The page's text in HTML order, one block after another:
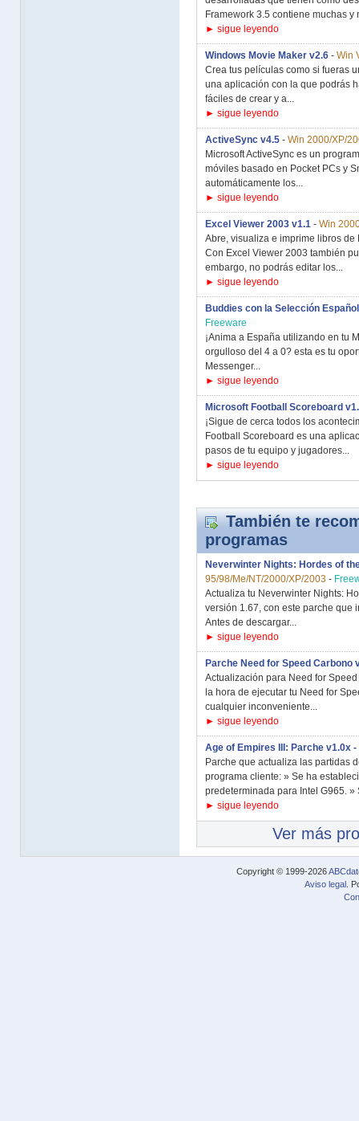
Framework 3.5 contiene muchas y
► sigue leyendo
Windows Movie Maker v2.6 - Win
Crea tus películas como si fueras
una aplicación con la que podrás
fáciles de crear y a...
► sigue leyendo
ActiveSync v4.5 - Win 2000/XP/
Microsoft ActiveSync es un
móviles basado en Pocket PCs y
automáticamente los...
► sigue leyendo
Excel Viewer 2003 v1.1 - Win
Abre, visualiza e imprime libros
Con Excel Viewer 2003 también
embargo, no podrás editar los...
► sigue leyendo
Buddies con la Selección
Freeware
¡Anima a España utilizando en tu
orgulloso del 4 a 0? esta es tu
Messenger...
► sigue leyendo
Microsoft Football Scoreboard
¡Sigue de cerca todos los
Football Scoreboard es una
pasos de tu equipo y jugadores...
► sigue leyendo
También te
programas
Neverwinter Nights: Hordes of
95/98/Me/NT/2000/XP/2003 -
Actualiza tu Neverwinter Nights:
versión 1.67, con este parche que
Antes de descargar...
► sigue leyendo
Parche Need for Speed Carbono
Actualización para Need for
la hora de ejecutar tu Need for
cualquier inconveniente...
► sigue leyendo
Age of Empires III: Parche v1.0x -
Parche que actualiza las partidas
programa cliente: » Se ha
predeterminada para Intel G965. »
► sigue leyendo
Ver más
Copyright © 1999-2026
Aviso legal .